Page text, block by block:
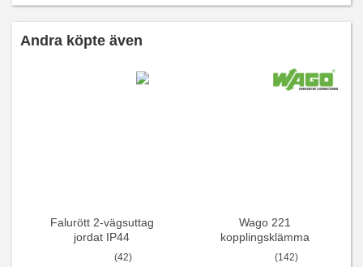
Andra köpte även
Falurött 2-vägsuttag
jordat IP44
(42)
Wago 221
kopplingsklämma
(142)